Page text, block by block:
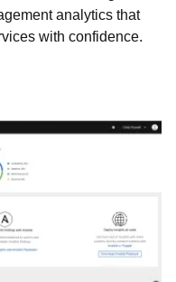
analytics that
with confidence.